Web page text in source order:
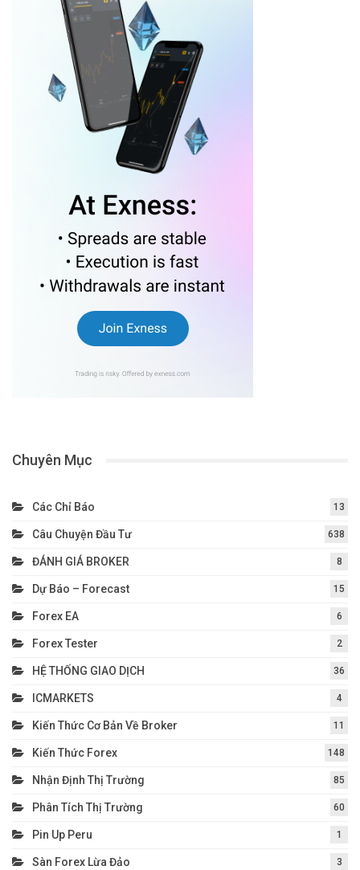
Chuyên Mục
Các Chỉ Báo 13
Câu Chuyện Đầu Tư 638
ĐÁNH GIÁ BROKER 8
Dự Báo – Forecast 15
Forex EA 6
Forex Tester 2
HỆ THỐNG GIAO DỊCH 36
ICMARKETS 4
Kiến Thức Cơ Bản Về Broker 11
Kiến Thức Forex 148
Nhận Định Thị Trường 85
Phân Tích Thị Trường 60
Pin Up Peru 1
Sàn Forex Lừa Đảo 3